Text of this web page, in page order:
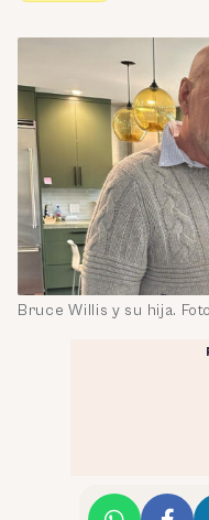
Bruce Willis y su hija.